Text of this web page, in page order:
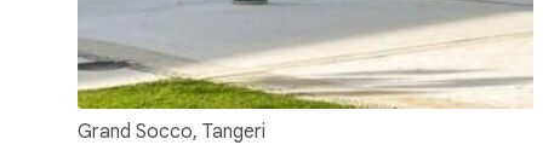
Grand Socco, Tangeri